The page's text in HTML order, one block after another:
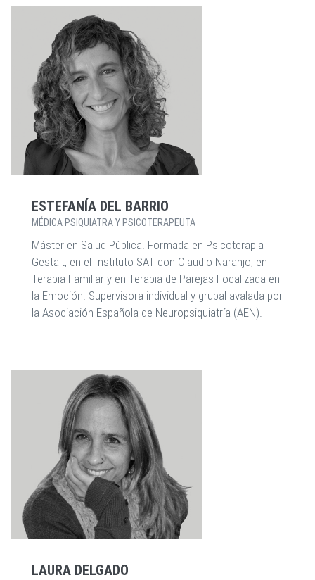
ESTEFANÍA DEL BARRIO
MÉDICA PSIQUIATRA Y PSICOTERAPEUTA
Máster en Salud Pública. Formada en Psicoterapia
Gestalt, en el Instituto SAT con Claudio Naranjo, en
Terapia Familiar y en Terapia de Parejas Focalizada en
la Emoción. Supervisora individual y grupal avalada por
la Asociación Española de Neuropsiquiatría (AEN).
LAURA DELGADO